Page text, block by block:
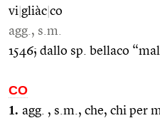
vi gliàc co
agg., s.m.
1546; dallo sp. bellaco
CO
1. agg. , s.m., che, chi per